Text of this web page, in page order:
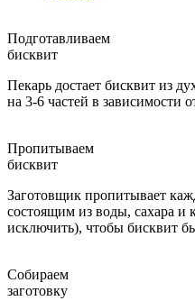
Подготавливаем
бисквит
Пекарь достает бисквит из
на 3-6 частей в зависимости
Пропитываем
бисквит
Заготовщик пропитывает
состоящим из воды, сахара
исключить), чтобы бисквит
Собираем
заготовку